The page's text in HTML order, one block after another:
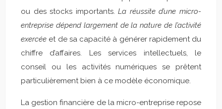
ou des stocks importants.La réussite d’une micro-
entreprise dépend largement de la nature de l’activité
exercée et de sa capacité à générer rapidement du
chiffre d’affaires. Les services intellectuels, le
conseil ou les activités numériques se prêtent
particulièrement bien à ce modèle économique.
La gestion financière de la micro-entreprise repose